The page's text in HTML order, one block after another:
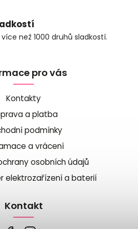
než 1000 druhů sladkostí.
pro vás
Kontakty
a platba
podmínky
a vrácení
osobních údajů
elektrozařízení a baterií
Kontakt